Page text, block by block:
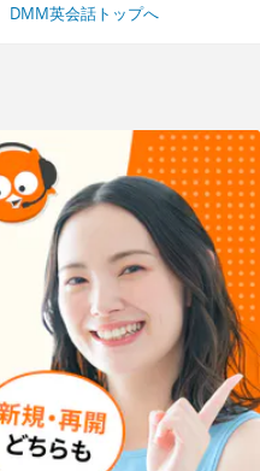
DMM英会話トップへ